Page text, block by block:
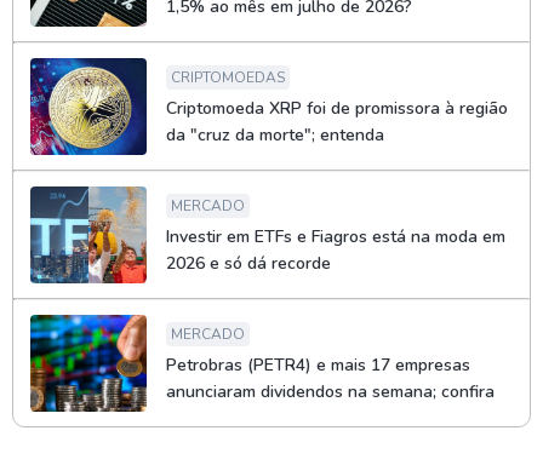
1,5% ao mês em julho de 2026?
CRIPTOMOEDAS
Criptomoeda XRP foi de promissora à região
da "cruz da morte"; entenda
MERCADO
Investir em ETFs e Fiagros está na moda em
2026 e só dá recorde
MERCADO
Petrobras (PETR4) e mais 17 empresas
anunciaram dividendos na semana; confira